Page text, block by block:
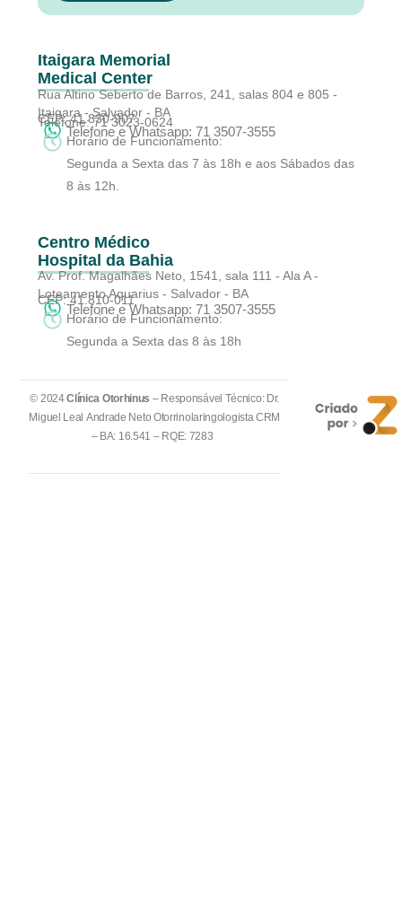
Itaigara Memorial
Medical Center
Rua Altino Seberto de Barros, 241, salas 804 e 805 -
Itaigara - Salvador - BA
CEP: 41.830-907
Telefone: 71 3023-0624
Telefone e Whatsapp: 71 3507-3555
Horário de Funcionamento:
Segunda a Sexta das 7 às 18h e aos Sábados das
8 às 12h.
Centro Médico
Hospital da Bahia
Av. Prof. Magalhães Neto, 1541, sala 111 - Ala A -
Loteamento Aquarius - Salvador - BA
CEP: 41.810-011
Telefone e Whatsapp: 71 3507-3555
Horário de Funcionamento:
Segunda a Sexta das 8 às 18h
© 2024Clínica Otorhinus – Responsável Técnico: Dr.
Miguel Leal Andrade Neto Otorrinolaringologista CRM
– BA: 16.541 – RQE: 7283